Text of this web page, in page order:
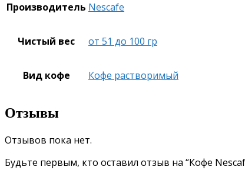
Производитель Nescafe
Чистый вес от 51 до 100 гр
Вид кофе Кофе растворимый
Отзывы
Отзывов пока нет.
Будьте первым, кто оставил отзыв на “Кофе